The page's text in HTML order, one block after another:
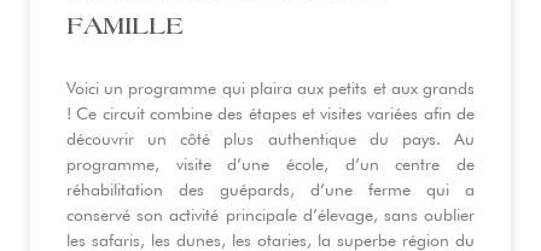
FAMILLE
Voici un programme qui plaira aux petits et aux grands
! Ce circuit combine des étapes et visites variées afin de
découvrir un côté plus authentique du pays. Au
programme, visite d’une école, d’un centre de
réhabilitation des guépards, d’une ferme qui a
conservé son activité principale d’élevage, sans oublier
les safaris, les dunes, les otaries, la superbe région du